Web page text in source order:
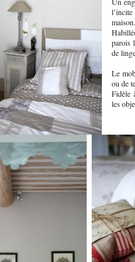
maison.
parois
de
Le
ou de
Fidèle
les